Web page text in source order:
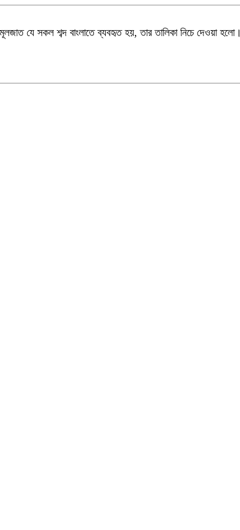
যে সকল শব্দ বাংলাতে ব্যবহৃত হয়, তার তালিকা নিচে দেওয়া হলো।